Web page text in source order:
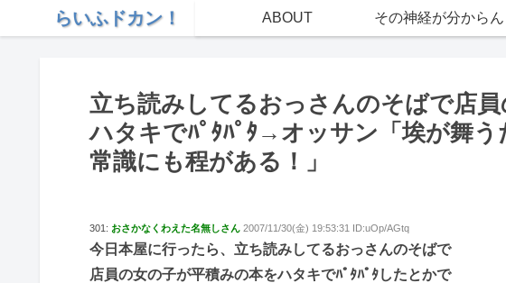
らいふドカン！ ABOUT その神経が分からん
立ち読みしてるおっさんのそばで店
ハタキでﾊﾟﾀﾊﾟﾀ→オッサン「埃が舞
常識にも程がある！」
301: おさかなくわえた名無しさん 2007/11/30(金) 19:53:31 ID:uOp/AGtq
今日本屋に行ったら、立ち読みしてるおっさんのそばで
店員の女の子が平積みの本をハタキでﾊﾟﾀﾊﾟﾀしたとかで